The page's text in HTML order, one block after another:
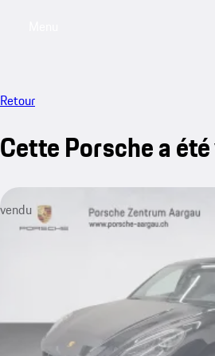
Retour
Cette Porsche a
vendu